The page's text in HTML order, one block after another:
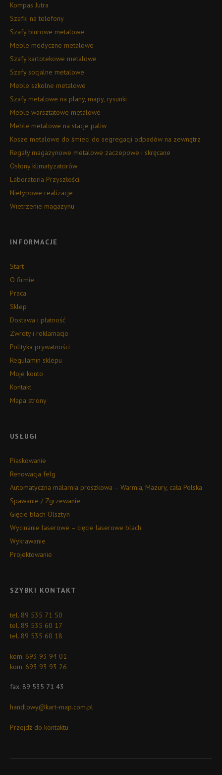
Kompas Jutra
Szafki na telefony
Szafy biurowe metalowe
Meble medyczne metalowe
Szafy kartotekowe metalowe
Szafy socjalne metalowe
Meble szkolne metalowe
Szafy metalowe na plany, mapy, rysunki
Meble warsztatowe metalowe
Meble metalowe na stacje paliw
Kosze metalowe do śmieci do segregacji odpadów na zewnątrz
Regały magazynowe metalowe zaczepowe i skręcane
Osłony klimatyzatorów
Laboratoria Przyszłości
Nietypowe realizacje
Wietrzenie magazynu
INFORMACJE
Start
O firmie
Praca
Sklep
Dostawa i płatność
Zwroty i reklamacje
Polityka prywatności
Regulamin sklepu
Moje konto
Kontakt
Mapa strony
USŁUGI
Piaskowanie
Renowacja felg
Automatyczna malarnia proszkowa – Warmia, Mazury, cała Polska
Spawanie / Zgrzewanie
Gięcie blach Olsztyn
Wycinanie laserowe – cięcie laserowe blach
Wykrawanie
Projektowanie
SZYBKI KONTAKT
tel. 89 535 71 50
tel. 89 535 60 17
tel. 89 535 60 18
kom. 693 93 94 01
kom. 693 93 93 26
fax. 89 535 71 43
handlowy@kart-map.com.pl
Przejdź do kontaktu